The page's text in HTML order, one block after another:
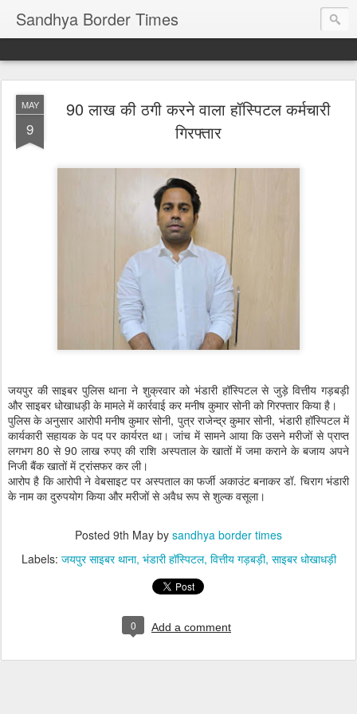
Sandhya Border Times
MAY
9
90 लाख की ठगी करने वाला हॉस्पिटल कर्मचारी
गिरफ्तार
जयपुर की साइबर पुलिस थाना ने शुक्रवार को भंडारी हॉस्पिटल से जुड़े वित्तीय गड़बड़ी
और साइबर धोखाधड़ी के मामले में कार्रवाई कर मनीष कुमार सोनी को गिरफ्तार किया है।
पुलिस के अनुसार आरोपी मनीष कुमार सोनी, पुत्र राजेन्द्र कुमार सोनी, भंडारी हॉस्पिटल में
कार्यकारी सहायक के पद पर कार्यरत था। जांच में सामने आया कि उसने मरीजों से प्राप्त
लगभग 80 से 90 लाख रुपए की राशि अस्पताल के खातों में जमा कराने के बजाय अपने
निजी बैंक खातों में ट्रांसफर कर ली।
आरोप है कि आरोपी ने वेबसाइट पर अस्पताल का फर्जी अकाउंट बनाकर डॉ. चिराग भंडारी
के नाम का दुरुपयोग किया और मरीजों से अवैध रूप से शुल्क वसूला।
Posted 9th May by sandhya border times
Labels: जयपुर साइबर थाना भंडारी हॉस्पिटल वित्तीय गड़बड़ी साइबर धोखाधड़ी
0 Add a comment